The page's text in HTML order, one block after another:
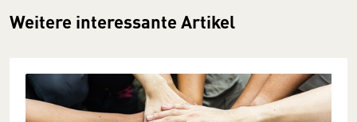
Weitere interessante Artikel